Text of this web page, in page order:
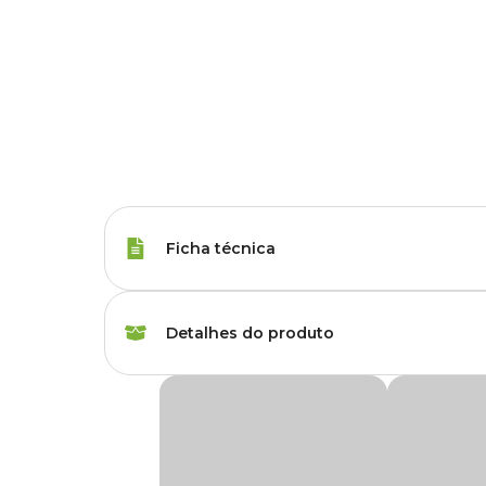
Ficha técnica
Tipo da Ração Super Premium
Detalhes do produto